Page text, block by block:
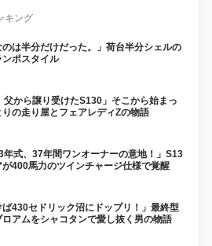
キング
のは半分だけだった。」荷台半分シェルの
ンポスタイル
父から譲り受けたS130」そこから始まっ
の走り屋とフェアレディZの物語
年式、37年間ワンオーナーの意地！」S13
が400馬力のツインチャージ仕様で覚醒
ば430セドリック沼にドップリ！」最終型
ロアムをシャコタンで愛し抜く男の物語